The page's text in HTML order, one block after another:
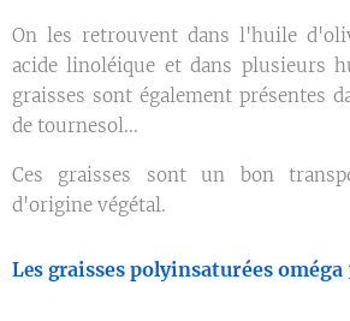
On les retrouvent dans l'huile
acide linoléique et dans plusieurs
graisses sont également présentes
de tournesol...
Ces graisses sont un bon
d'origine végétal.
Les graisses polyinsaturées oméga